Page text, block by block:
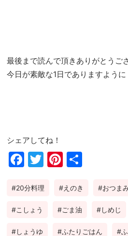
最後まで読んで頂きありがとうご
今日が素敵な1日でありますように
シェアしてね！
Fac
ok
Twi
Pin
est
20分料理 えのき おつま
こしょう ごま油 しめじ
しょうゆ ふたりごはん